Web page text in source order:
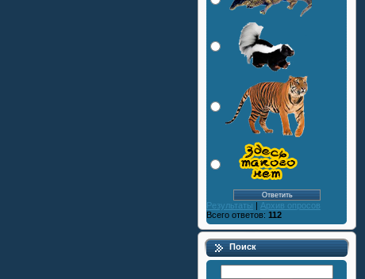
Результаты | Архив опросов
Всего ответов: 112
Поиск